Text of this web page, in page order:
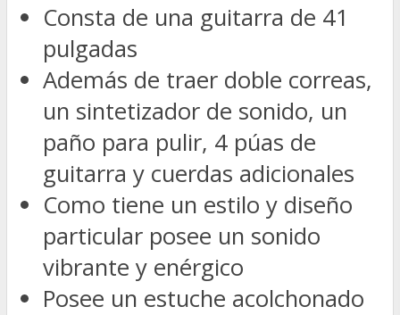
Consta de una guitarra de 41
pulgadas
Además de traer doble correas,
un sintetizador de sonido, un
paño para pulir, 4 púas de
guitarra y cuerdas adicionales
Como tiene un estilo y diseño
particular posee un sonido
vibrante y enérgico
Posee un estuche acolchonado